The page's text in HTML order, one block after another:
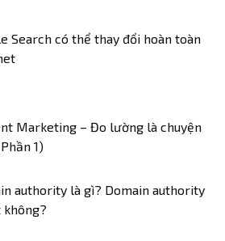
Search có thể thay đổi hoàn toàn
Marketing – Đo lường là chuyện
1)
authority là gì? Domain authority